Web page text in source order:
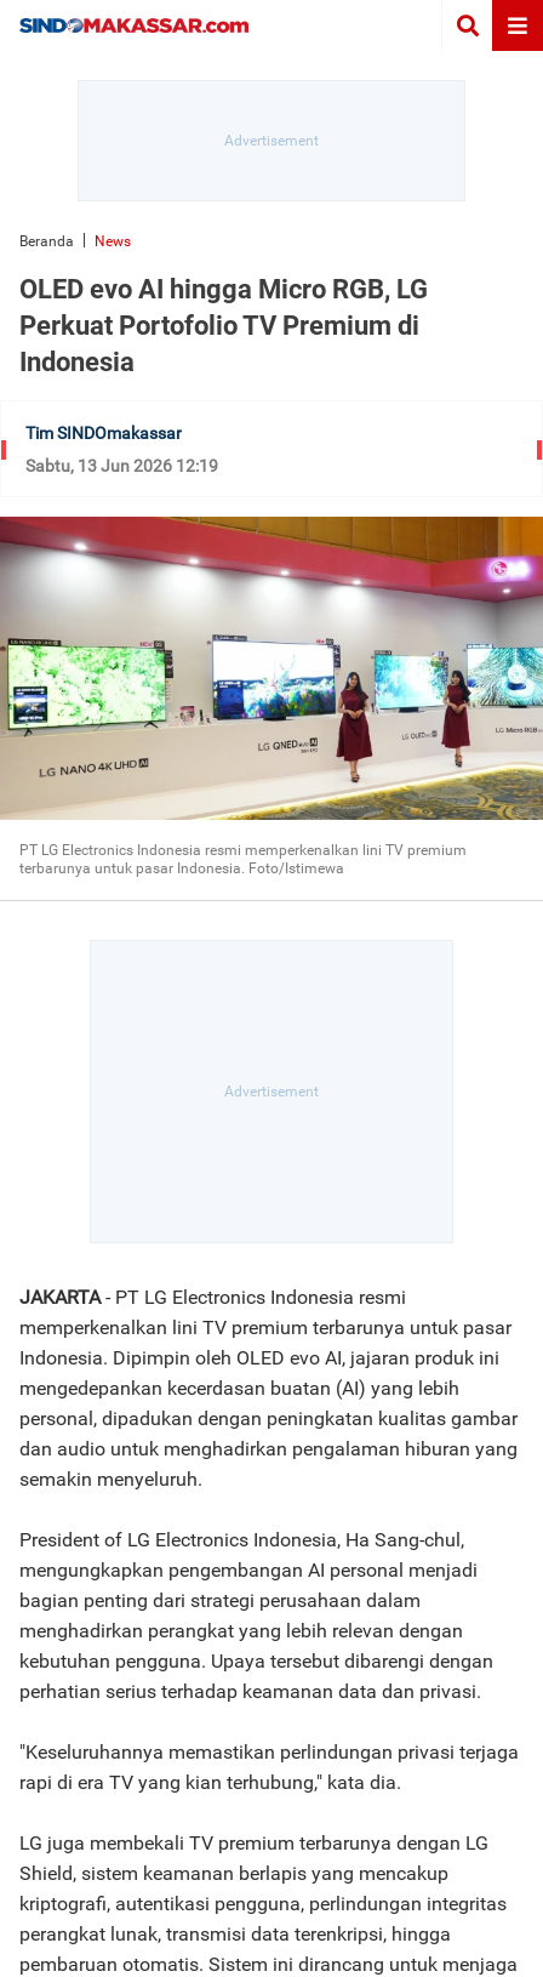
Beranda News
OLED evo AI hingga Micro RGB, LG
Perkuat Portofolio TV Premium di
Indonesia
Tim SINDOmakassar
Sabtu, 13 Jun 2026 12:19
PT LG Electronics Indonesia resmi memperkenalkan lini TV premium
terbarunya untuk pasar Indonesia. Foto/Istimewa
JAKARTA- PT LG Electronics Indonesia resmi
memperkenalkan lini TV premium terbarunya untuk pasar
Indonesia. Dipimpin oleh OLED evo AI, jajaran produk ini
mengedepankan kecerdasan buatan (AI) yang lebih
personal, dipadukan dengan peningkatan kualitas gambar
dan audio untuk menghadirkan pengalaman hiburan yang
semakin menyeluruh.
President of LG Electronics Indonesia, Ha Sang-chul,
mengungkapkan pengembangan AI personal menjadi
bagian penting dari strategi perusahaan dalam
menghadirkan perangkat yang lebih relevan dengan
kebutuhan pengguna. Upaya tersebut dibarengi dengan
perhatian serius terhadap keamanan data dan privasi.
"Keseluruhannya memastikan perlindungan privasi terjaga
rapi di era TV yang kian terhubung," kata dia.
LG juga membekali TV premium terbarunya dengan LG
Shield, sistem keamanan berlapis yang mencakup
kriptografi, autentikasi pengguna, perlindungan integritas
perangkat lunak, transmisi data terenkripsi, hingga
pembaruan otomatis. Sistem ini dirancang untuk menjaga